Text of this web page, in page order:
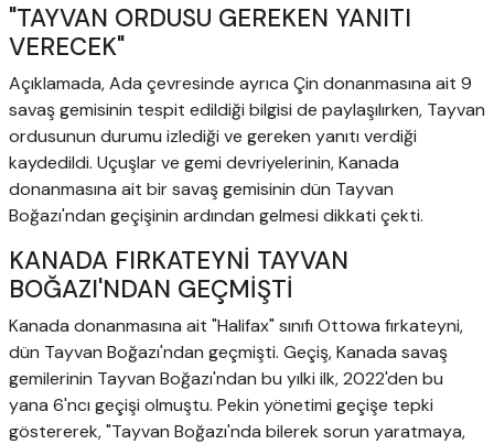
"TAYVAN ORDUSU GEREKEN YANITI
VERECEK"
Açıklamada, Ada çevresinde ayrıca Çin donanmasına ait 9
savaş gemisinin tespit edildiği bilgisi de paylaşılırken, Tayvan
ordusunun durumu izlediği ve gereken yanıtı verdiği
kaydedildi. Uçuşlar ve gemi devriyelerinin, Kanada
donanmasına ait bir savaş gemisinin dün Tayvan
Boğazı'ndan geçişinin ardından gelmesi dikkati çekti.
KANADA FIRKATEYNİ TAYVAN
BOĞAZI'NDAN GEÇMİŞTİ
Kanada donanmasına ait "Halifax" sınıfı Ottowa fırkateyni,
dün Tayvan Boğazı'ndan geçmişti. Geçiş, Kanada savaş
gemilerinin Tayvan Boğazı'ndan bu yılki ilk, 2022'den bu
yana 6'ncı geçişi olmuştu. Pekin yönetimi geçişe tepki
göstererek, "Tayvan Boğazı'nda bilerek sorun yaratmaya,